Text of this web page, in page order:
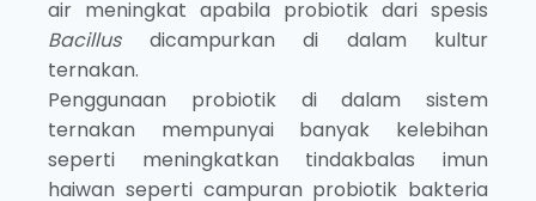
air meningkat apabila probiotik dari spesis
Bacillusdicampurkan di dalam kultur
ternakan.
Penggunaan probiotik di dalam sistem
ternakan mempunyai banyak kelebihan
seperti meningkatkan tindakbalas imun
haiwan seperti campuran probiotik bakteria